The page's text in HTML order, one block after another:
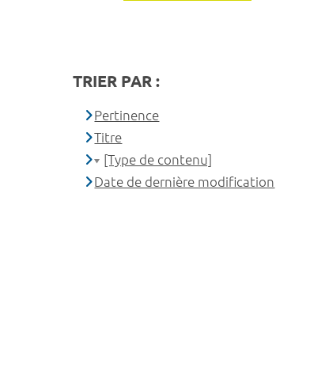
TRIER PAR :
Pertinence
Titre
[Type de contenu]
Date de dernière modification